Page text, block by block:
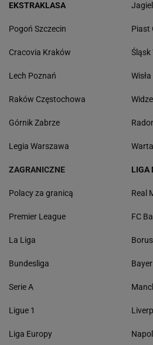
EKSTRAKLASA
Pogoń Szczecin
Cracovia Kraków
Lech Poznań
Raków Częstochowa
Górnik Zabrze
Legia Warszawa
Piast
Śląsk
ZAGRANICZNE
Polacy za granicą
Premier League
La Liga
Bundesliga
Serie A
Ligue 1
Liga Europy
LIGA
Real
FC